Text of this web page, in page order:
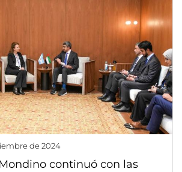
de 2024
continuó con las